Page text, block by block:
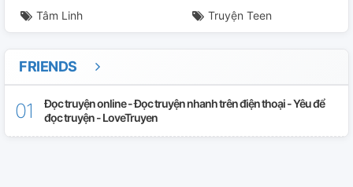
Tâm Linh Truyện Teen
FRIENDS
Đọc truyện online - Đọc truyện nhanh trên điện thoại - Yêu để
đọc truyện - LoveTruyen